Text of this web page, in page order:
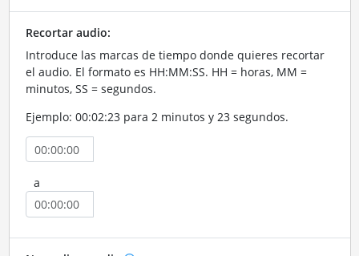
Recortar audio:
Introduce las marcas de tiempo donde quieres recortar
el audio. El formato es HH:MM:SS. HH = horas, MM =
minutos, SS = segundos.
Ejemplo: 00:02:23 para 2 minutos y 23 segundos.
a